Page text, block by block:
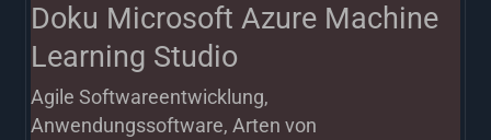
Doku Microsoft Azure Machine
Learning Studio
Agile Softwareentwicklung,
Anwendungssoftware,Arten von